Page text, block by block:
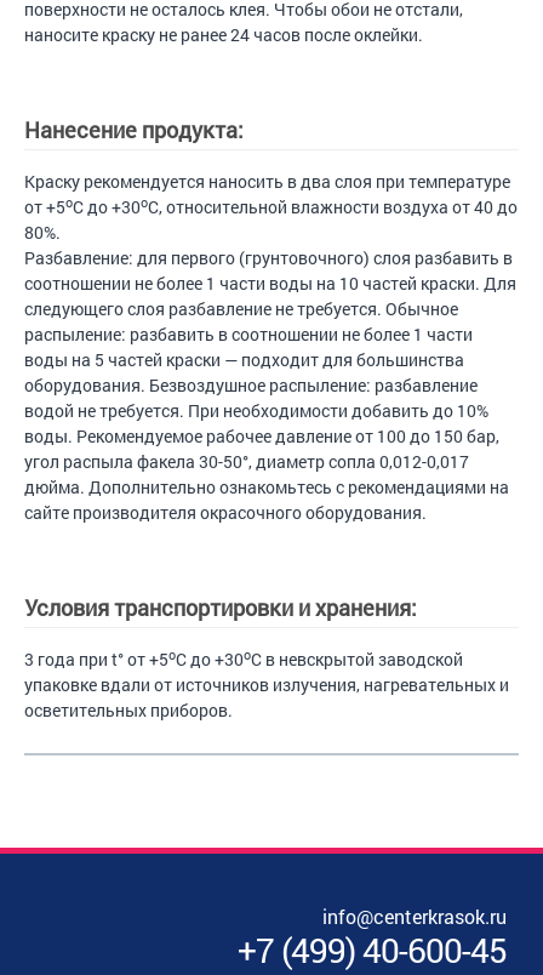
поверхности не осталось клея. Чтобы обои не отстали,
наносите краску не ранее 24 часов после оклейки.
Нанесение продукта:
Краску рекомендуется наносить в два слоя при температуре
от +5oC до +30oC, относительной влажности воздуха от 40 до
80%.
Разбавление: для первого (грунтовочного) слоя разбавить в
соотношении не более 1 части воды на 10 частей краски. Для
следующего слоя разбавление не требуется. Обычное
распыление: разбавить в соотношении не более 1 части
воды на 5 частей краски — подходит для большинства
оборудования. Безвоздушное распыление: разбавление
водой не требуется. При необходимости добавить до 10%
воды. Рекомендуемое рабочее давление от 100 до 150 бар,
угол распыла факела 30-50°, диаметр сопла 0,012-0,017
дюйма. Дополнительно ознакомьтесь с рекомендациями на
сайте производителя окрасочного оборудования.
Условия транспортировки и хранения:
3 года при t° от +5oC до +30oC в невскрытой заводской
упаковке вдали от источников излучения, нагревательных и
осветительных приборов.
info@centerkrasok.ru
+7(499)40-600-45